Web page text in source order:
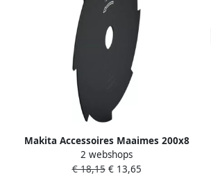
Makita Accessoires Maaimes 200x8
191Y44-2
2 webshops
€ 18,15€ 13,65